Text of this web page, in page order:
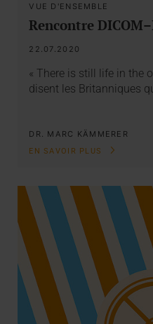
VUE D'ENSEMBLE
Rencontre
22.07.2020
« There is still life in the
disent les Britanniques
DR. MARC KÄMMERER
EN SAVOIR PLUS